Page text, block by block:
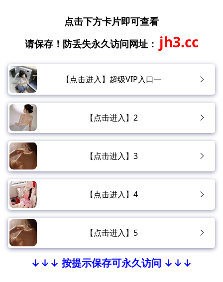
点击下方卡片即可查看
请保存！防丢失永久访问网址： jh3.cc
【点击进入】超级VIP入口一
【点击进入】2
【点击进入】3
【点击进入】4
【点击进入】5
↓↓↓ 按提示保存可永久访问 ↓↓↓